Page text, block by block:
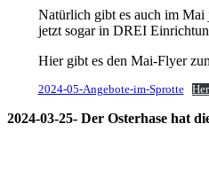
Natürlich gibt es auch im Mai
jetzt sogar in DREI
Hier gibt es den Mai-Flyer
2024-05-Angebote-im-Sprotte
2024-03-25- Der Osterhase hat